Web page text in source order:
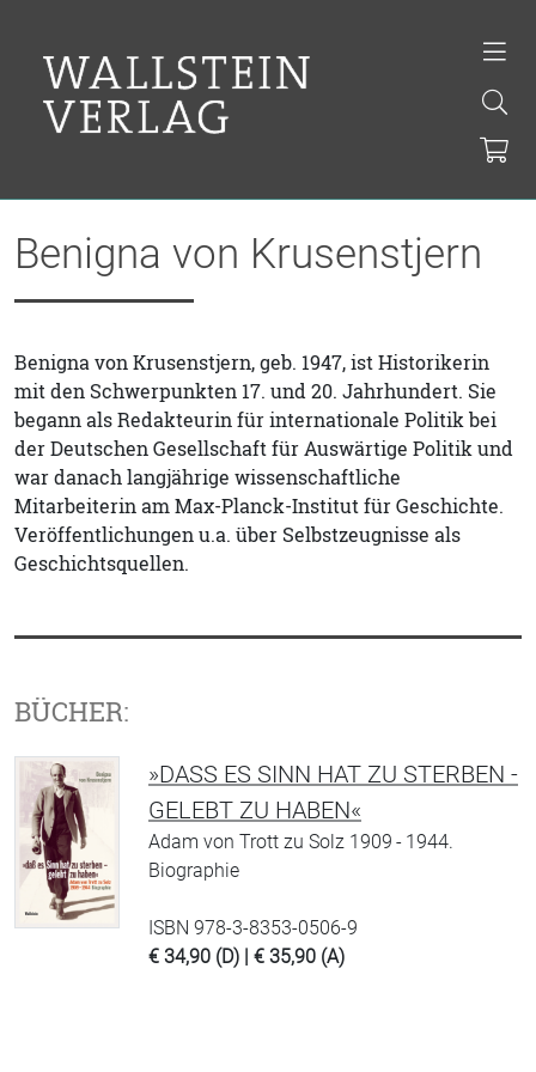
Benigna von Krusenstjern
Benigna von Krusenstjern, geb. 1947, ist Historikerin
mit den Schwerpunkten 17. und 20. Jahrhundert. Sie
begann als Redakteurin für internationale Politik bei
der Deutschen Gesellschaft für Auswärtige Politik und
war danach langjährige wissenschaftliche
Mitarbeiterin am Max-Planck-Institut für Geschichte.
Veröffentlichungen u.a. über Selbstzeugnisse als
Geschichtsquellen.
BÜCHER:
»DASS ES SINN HAT ZU STERBEN - G
ELEBT ZU HABEN«
Adam von Trott zu Solz 1909 - 1944.
Biographie
ISBN 978-3-8353-0506-9
€ 34,90 (D) | € 35,90 (A)